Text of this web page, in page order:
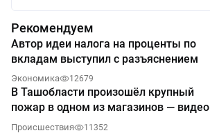
Рекомендуем
Автор идеи налога на проценты по
вкладам выступил с разъяснением
Экономика 12679
В Ташобласти произошёл крупный
пожар в одном из магазинов — видео
Происшествия 11352